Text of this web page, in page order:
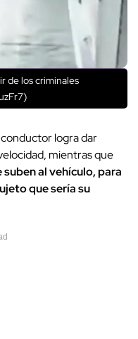
de los criminales
conductor logra dar
mientras que
al vehículo, para
que sería su